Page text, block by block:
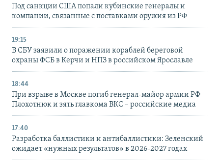
Под санкции США попали кубинские генералы и
компании, связанные с поставками оружия из РФ
19:15
В СБУ заявили о поражении кораблей береговой
охраны ФСБ в Керчи и НПЗ в российском Ярославле
18:44
При взрыве в Москве погиб генерал-майор армии РФ
Плохотнюк и зять главкома ВКС – российские медиа
17:40
Разработка баллистики и антибаллистики: Зеленский
ожидает «нужных результатов» в 2026-2027 годах